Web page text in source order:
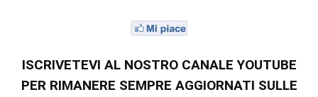
ISCRIVETEVI AL NOSTRO CANALE YOUTUBE
PER RIMANERE SEMPRE AGGIORNATI SULLE